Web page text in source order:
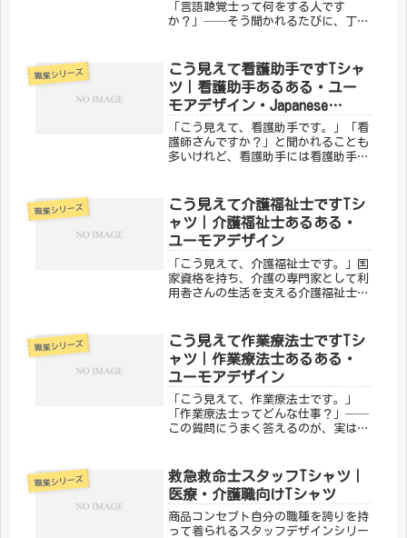
「言語聴覚士って何をする人です
か？」──そう聞かれるたびに、丁寧
練、聴覚支援。専門的なスキルを持ち
ながら、なかなか知られていないのが
言語聴覚...
職業シリーズ
こう見えて看護助手ですTシャ
ツ｜看護助手あるある・ユー
モアデザイン・Japanese
Nurse Aide Shirt
「こう見えて、看護助手です。」「看
護師さんですか？」と聞かれることも
多いけれど、看護助手には看護助手に
ト、病棟の環境整備……。縁の下の力
持ちとして、医療現場を毎日支えてい
るの...
職業シリーズ
こう見えて介護福祉士ですTシ
ャツ｜介護福祉士あるある・
ユーモアデザイン
「こう見えて、介護福祉士です。」国
家資格を持ち、介護の専門家として利
用者さんの生活を支える介護福祉士。
ず。そんな介護福祉士の誇りをユーモ
ラスに込めたのが、メディカルきのこ
セ...
職業シリーズ
こう見えて作業療法士ですTシ
ャツ｜作業療法士あるある・
ユーモアデザイン
「こう見えて、作業療法士です。」
「作業療法士ってどんな仕事？」──
この質問にうまく答えるのが、実はな
しい生活の回復をサポートするOT。手
芸からパソコン操作まで、幅広い「作
業」...
職業シリーズ
救急救命士スタッフTシャツ｜
医療・介護職向けTシャツ
商品コンセプト自分の職種を誇りを持
って着られるスタッフデザインシリー